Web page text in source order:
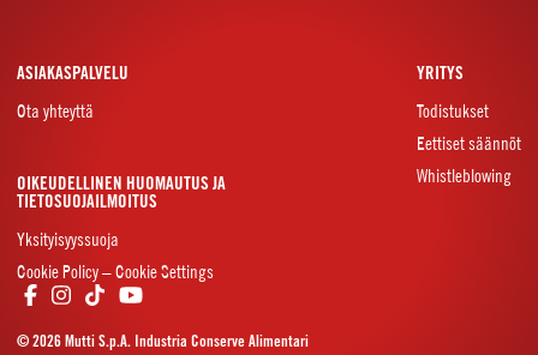
ASIAKASPALVELU
Ota yhteyttä
YRITYS
Todistukset
Eettiset säännöt
Whistleblowing
OIKEUDELLINEN HUOMAUTUS JA
TIETOSUOJAILMOITUS
Yksityisyyssuoja
Cookie Policy – Cookie Settings
© 2026 Mutti S.p.A. Industria Conserve Alimentari